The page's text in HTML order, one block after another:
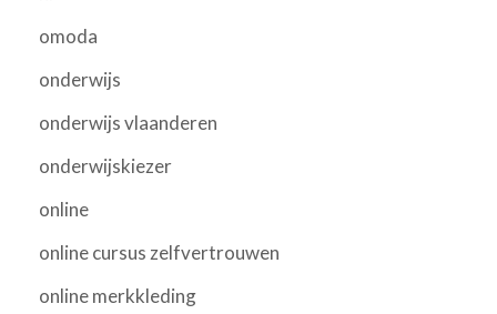
omoda
onderwijs
onderwijs vlaanderen
onderwijskiezer
online
online cursus zelfvertrouwen
online merkkleding